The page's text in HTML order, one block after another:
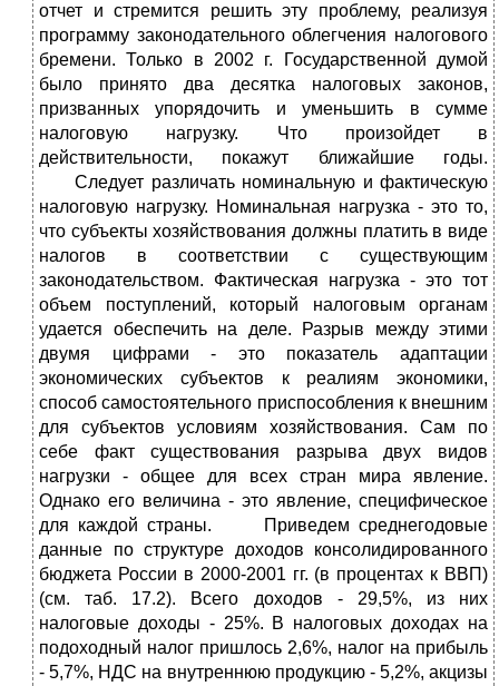
отчет и стремится решить эту проблему, реализуя
программу законодательного облегчения налогового
бремени. Только в 2002 г. Государственной думой
было принято два десятка налоговых законов,
призванных упорядочить и уменьшить в сумме
налоговую нагрузку. Что произойдет в
действительности, покажут ближайшие годы.
Следует различать номинальную и фактическую
налоговую нагрузку. Номинальная нагрузка - это то,
что субъекты хозяйствования должны платить в виде
налогов в соответствии с существующим
законодательством. Фактическая нагрузка - это тот
объем поступлений, который налоговым органам
удается обеспечить на деле. Разрыв между этими
двумя цифрами - это показатель адаптации
экономических субъектов к реалиям экономики,
способ самостоятельного приспособления к внешним
для субъектов условиям хозяйствования. Сам по
себе факт существования разрыва двух видов
нагрузки - общее для всех стран мира явление.
Однако его величина - это явление, специфическое
для каждой страны. Приведем среднегодовые
данные по структуре доходов консолидированного
бюджета России в 2000-2001 гг. (в процентах к ВВП)
(см. таб. 17.2). Всего доходов - 29,5%, из них
налоговые доходы - 25%. В налоговых доходах на
подоходный налог пришлось 2,6%, налог на прибыль
- 5,7%, НДС на внутреннюю продукцию - 5,2%, акцизы